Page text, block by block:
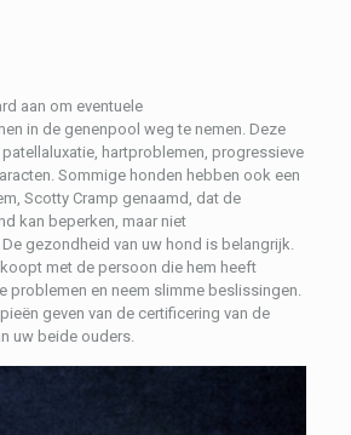
aan om eventuele
in de genenpool weg te nemen. Deze
hartproblemen, progressieve
Sommige honden hebben ook een
Scotty Cramp genaamd, dat de
kan beperken, maar niet
gezondheid van uw hond is belangrijk.
met de persoon die hem heeft
problemen en neem slimme beslissingen.
geven van de certificering van de
uw beide ouders.